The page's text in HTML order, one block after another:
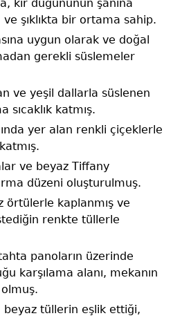
kır düğününün şanına
ve şıklıkta bir ortama sahip.
uygun olarak ve doğal
gerekli süslemeler
ve yeşil dallarla süslenen
sıcaklık katmış.
yer alan renkli çiçeklerle
ve beyaz Tiffany
düzeni oluşturulmuş.
örtülerle kaplanmış ve
renkte tüllerle
panoların üzerinde
karşılama alanı, mekanın
beyaz tüllerin eşlik ettiği,